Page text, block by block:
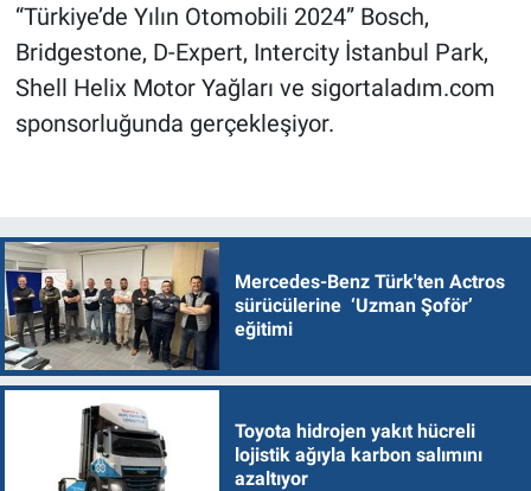
“Türkiye’de Yılın Otomobili 2024” Bosch,
Bridgestone, D-Expert, Intercity İstanbul Park,
Shell Helix Motor Yağları ve sigortaladım.com
sponsorluğunda gerçekleşiyor.
Mercedes-Benz Türk'ten Actros
sürücülerine ‘Uzman Şoför’
eğitimi
Toyota hidrojen yakıt hücreli
lojistik ağıyla karbon salımını
azaltıyor